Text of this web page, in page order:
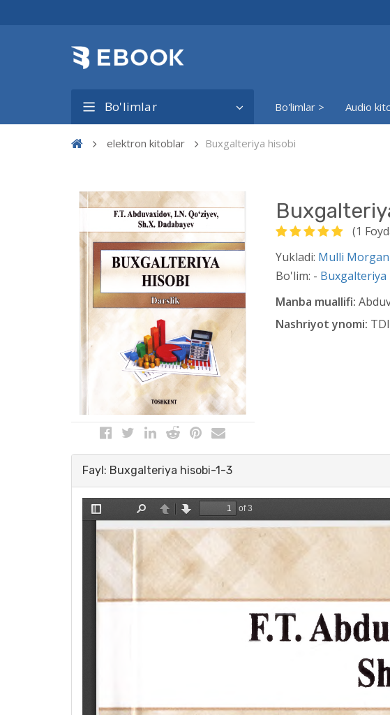
Bo'limlar Bo'limlar > Audio
elektron kitoblar Buxgalteriya hisobi
(1
Yukladi: Mulli Morgan
Bo'lim: - Buxgalteriya
Manba muallifi:
Nashriyot ynomi:
Fayl: Buxgalteriya hisobi-1-3